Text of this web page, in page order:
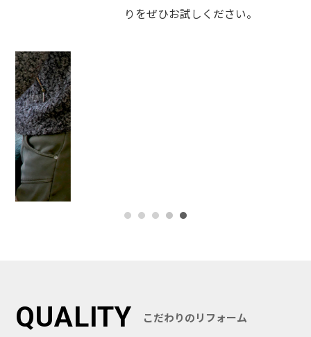
りをぜひお試しください。
QUALITY こだわりのリフォーム